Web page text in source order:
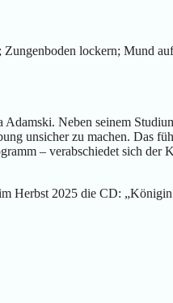
lockern; Mund
Neben seinem
unsicher zu machen. Das
– verabschiedet sich der
Herbst 2025 die CD: